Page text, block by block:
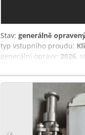
Stav: generálně
typ vstupního proudu:
generální opravy: 2026,
označení typu: Control
kW | 361 A ° S
Možnost rychlé
je součástí balení K
nachází v původním
fotografiích produktu.